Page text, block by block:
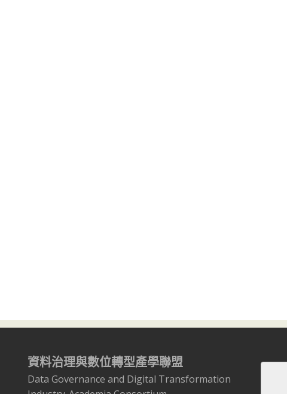
資料治理與數位轉型產學聯盟
Data Governance and Digital Transformation